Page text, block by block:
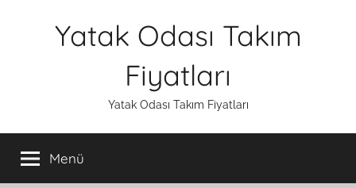
Yatak Odası Takım
Fiyatları
Yatak Odası Takım Fiyatları
Menü